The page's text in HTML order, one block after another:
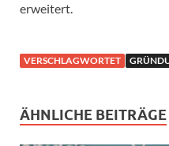
erweitert.
VERSCHLAGWORTET
ÄHNLICHE BEITRÄGE